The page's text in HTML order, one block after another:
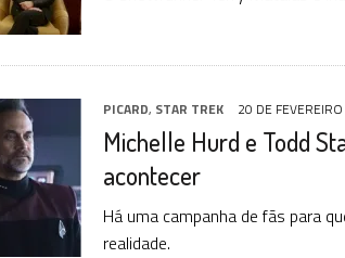
PICARD, STAR TREK 20 DE
Michelle Hurd e Todd
acontecer
Há uma campanha de fãs para
realidade.